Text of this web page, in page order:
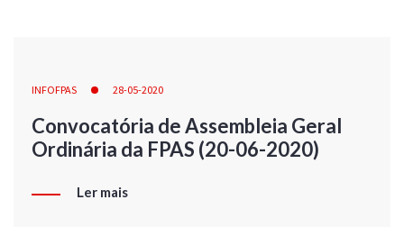
INFOFPAS 28-05-2020
Convocatória de Assembleia Geral
Ordinária da FPAS (20-06-2020)
Ler mais